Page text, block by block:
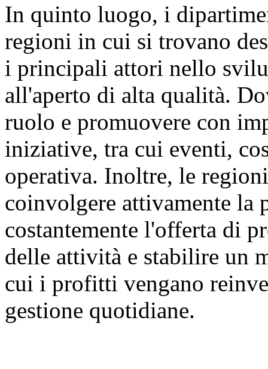
In quinto luogo, i
regioni in cui si trovano
i principali attori nello
all'aperto di alta qualità.
ruolo e promuovere con
iniziative, tra cui eventi,
operativa. Inoltre, le
coinvolgere attivamente la
costantemente l'offerta di
delle attività e stabilire un
cui i profitti vengano
gestione quotidiane.